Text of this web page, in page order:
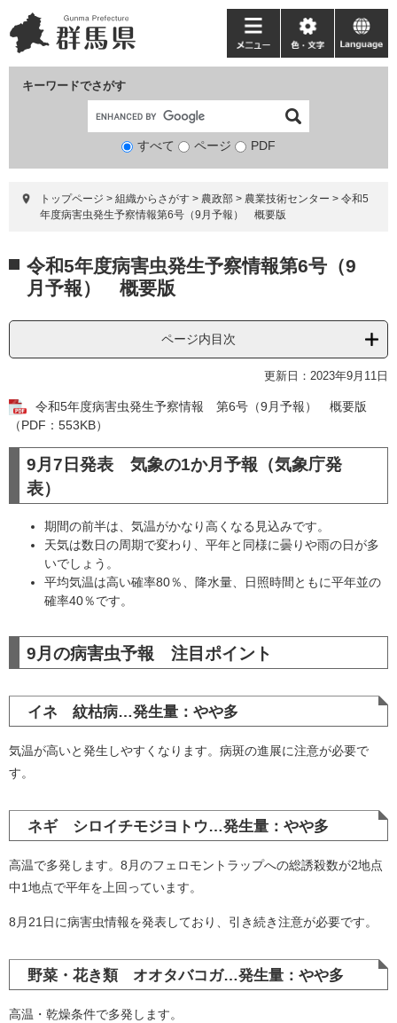
ー
ジ
ニ
ュ
て
キーワードでさがす
検
象
すべて ページ PDF
メ
ニ
ー
色・
文
language
トップページ > 組織からさがす > 農政部 > 農業技術センター > 令和5
年度病害虫発生予察情報第6号（9月予報） 概要版
文 令和5年度病害虫発生予察情報第6号（9
月予報） 概要版
ページ内目次
更新日：2023年9月11日
令和5年度病害虫発生予察情報 第6号（9月予報） 概要版
（PDF：553KB）
9月7日発表 気象の1か月予報（気象庁発
表）
期間の前半は、気温がかなり高くなる見込みです。
天気は数日の周期で変わり、平年と同様に曇りや雨の日が多
いでしょう。
平均気温は高い確率80％、降水量、日照時間ともに平年並の
確率40％です。
9月の病害虫予報 注目ポイント
イネ 紋枯病…発生量：やや多
気温が高いと発生しやすくなります。病斑の進展に注意が必要で
す。
ネギ シロイチモジヨトウ…発生量：やや多
高温で多発します。8月のフェロモントラップへの総誘殺数が2地点
中1地点で平年を上回っています。
8月21日に病害虫情報を発表しており、引き続き注意が必要です。
野菜・花き類 オオタバコガ…発生量：やや多
高温・乾燥条件で多発します。